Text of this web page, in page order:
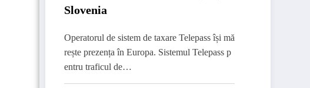
Slovenia
Operatorul de sistem de taxare Telepass își mă
rește prezența în Europa. Sistemul Telepass p
entru traficul de…